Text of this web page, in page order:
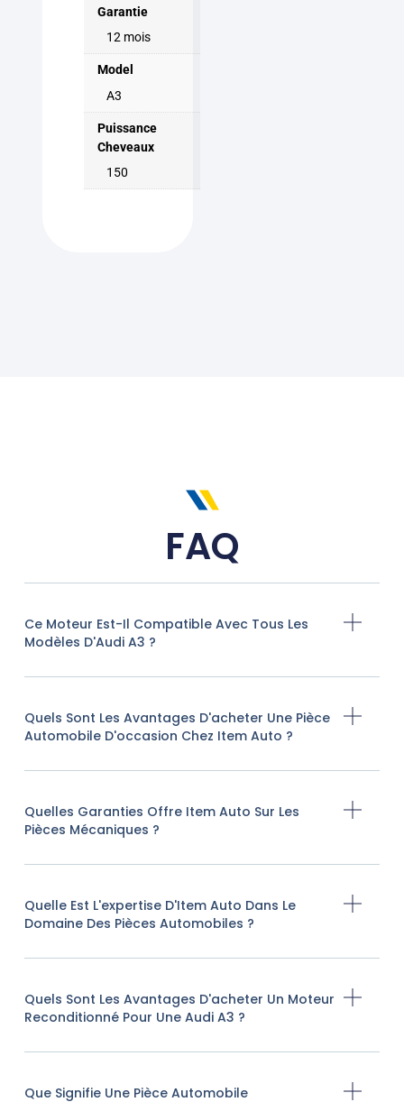
Garantie
12 mois
Model
A3
Puissance
Cheveaux
150
FAQ
Ce Moteur Est-Il Compatible Avec Tous Les
Modèles D'Audi A3 ?
Quels Sont Les Avantages D'acheter Une Pièce
Automobile D'occasion Chez Item Auto ?
Quelles Garanties Offre Item Auto Sur Les
Pièces Mécaniques ?
Quelle Est L'expertise D'Item Auto Dans Le
Domaine Des Pièces Automobiles ?
Quels Sont Les Avantages D'acheter Un Moteur
Reconditionné Pour Une Audi A3 ?
Que Signifie Une Pièce Automobile